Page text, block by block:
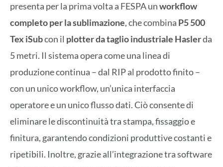
presenta per la prima volta a FESPA unworkflow
completo per la sublimazione, che combina P5 500
Tex iSubcon il plotter da taglio industriale Haslerda
5 metri. Il sistema opera come una linea di
produzione continua – dal RIP al prodotto finito –
con un unico workflow, un’unica interfaccia
operatore e un unico flusso dati. Ciò consente di
eliminare le discontinuità tra stampa, fissaggio e
finitura, garantendo condizioni produttive costanti e
ripetibili. Inoltre, grazie all’integrazione tra software